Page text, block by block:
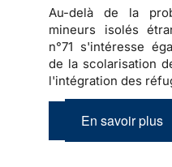
Au-delà de la
mineurs isolés
n°71 s'intéresse
de la scolarisation
l'intégration des
En savoir plus